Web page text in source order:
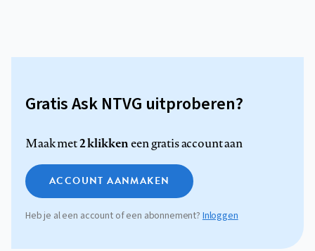
Gratis Ask NTVG uitproberen?
Maak met2 klikkeneen gratis account aan
ACCOUNT AANMAKEN
Heb je al een account of een abonnement?Inloggen